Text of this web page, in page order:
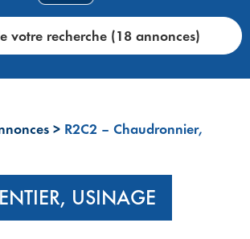
votre recherche (18 annonces)
> R2C2 – Chaudronnier,
USINAGE